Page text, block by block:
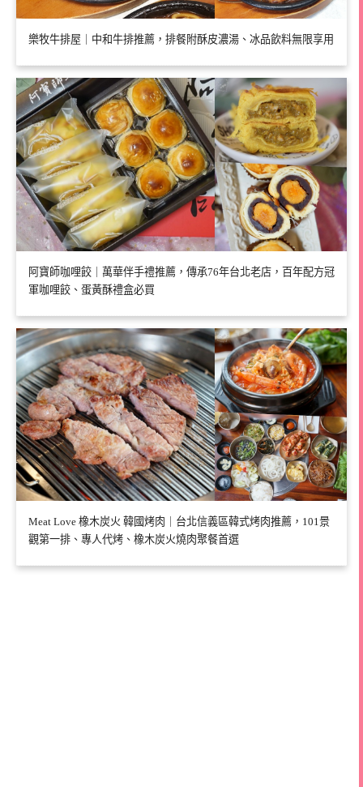
樂牧牛排屋｜中和牛排推薦，排餐附酥皮濃湯、冰品飲料無限享用
阿寶師咖哩餃｜萬華伴手禮推薦，傳承76年台北老店，百年配方冠
軍咖哩餃、蛋黃酥禮盒必買
Meat Love 橡木炭火 韓國烤肉｜台北信義區韓式烤肉推薦，101景
觀第一排、專人代烤、橡木炭火燒肉聚餐首選